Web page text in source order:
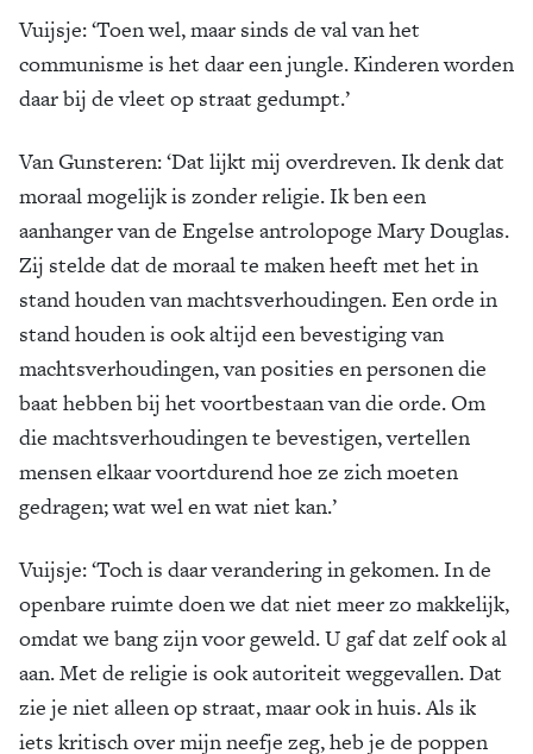
Vuijsje: ‘Toen wel, maar sinds de val van het
communisme is het daar een jungle. Kinderen worden
daar bij de vleet op straat gedumpt.’
Van Gunsteren: ‘Dat lijkt mij overdreven. Ik denk dat
moraal mogelijk is zonder religie. Ik ben een
aanhanger van de Engelse antrolopoge Mary Douglas.
Zij stelde dat de moraal te maken heeft met het in
stand houden van machtsverhoudingen. Een orde in
stand houden is ook altijd een bevestiging van
machtsverhoudingen, van posities en personen die
baat hebben bij het voortbestaan van die orde. Om
die machtsverhoudingen te bevestigen, vertellen
mensen elkaar voortdurend hoe ze zich moeten
gedragen; wat wel en wat niet kan.’
Vuijsje: ‘Toch is daar verandering in gekomen. In de
openbare ruimte doen we dat niet meer zo makkelijk,
omdat we bang zijn voor geweld. U gaf dat zelf ook al
aan. Met de religie is ook autoriteit weggevallen. Dat
zie je niet alleen op straat, maar ook in huis. Als ik
iets kritisch over mijn neefje zeg, heb je de poppen